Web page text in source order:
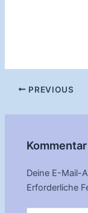
Post
PREVIOUS
Deine E-Mail-
Erforderliche